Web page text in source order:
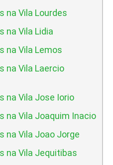
na Vila Lourdes
na Vila Lidia
na Vila Lemos
na Vila Laercio
na Vila Jose Iorio
na Vila Joaquim Inacio
na Vila Joao Jorge
na Vila Jequitibas